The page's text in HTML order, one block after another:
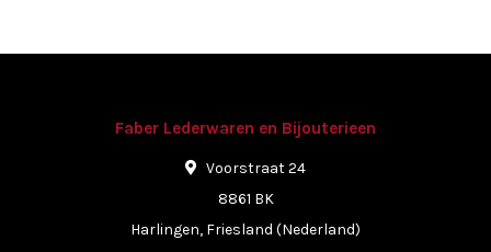
Faber Lederwaren en Bijouterieen
Voorstraat 24
8861 BK
Harlingen, Friesland (Nederland)